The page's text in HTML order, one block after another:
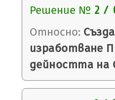
Решение № 2 /
Относно:
изработване
дейността на